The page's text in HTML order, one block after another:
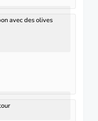
avec des olives